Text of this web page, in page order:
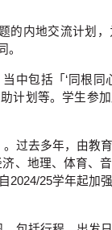
的内地交流计划
。
中包括「‘同根
计划等。学生参
。过去多年，由教
、地理、体育、
25学年起加